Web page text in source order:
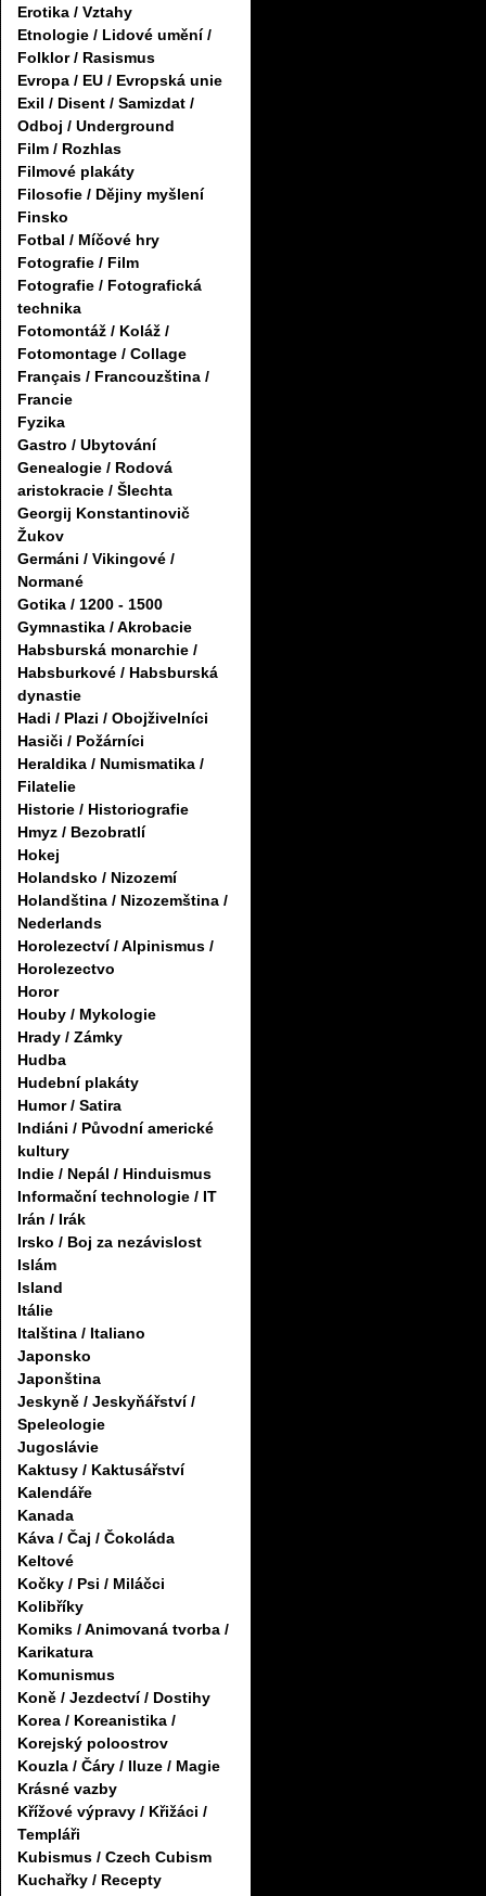
Erotika / Vztahy
Etnologie / Lidové umění /
Folklor / Rasismus
Evropa / EU / Evropská unie
Exil / Disent / Samizdat /
Odboj / Underground
Film / Rozhlas
Filmové plakáty
Filosofie / Dějiny myšlení
Finsko
Fotbal / Míčové hry
Fotografie / Film
Fotografie / Fotografická
technika
Fotomontáž / Koláž /
Fotomontage / Collage
Français / Francouzština /
Francie
Fyzika
Gastro / Ubytování
Genealogie / Rodová
aristokracie / Šlechta
Georgij Konstantinovič
Žukov
Germáni / Vikingové /
Normané
Gotika / 1200 - 1500
Gymnastika / Akrobacie
Habsburská monarchie /
Habsburkové / Habsburská
dynastie
Hadi / Plazi / Obojživelníci
Hasiči / Požárníci
Heraldika / Numismatika /
Filatelie
Historie / Historiografie
Hmyz / Bezobratlí
Hokej
Holandsko / Nizozemí
Holandština / Nizozemština /
Nederlands
Horolezectví / Alpinismus /
Horolezectvo
Horor
Houby / Mykologie
Hrady / Zámky
Hudba
Hudební plakáty
Humor / Satira
Indiáni / Původní americké
kultury
Indie / Nepál / Hinduismus
Informační technologie / IT
Irán / Irák
Irsko / Boj za nezávislost
Islám
Island
Itálie
Italština / Italiano
Japonsko
Japonština
Jeskyně / Jeskyňářství /
Speleologie
Jugoslávie
Kaktusy / Kaktusářství
Kalendáře
Kanada
Káva / Čaj / Čokoláda
Keltové
Kočky / Psi / Miláčci
Kolibříky
Komiks / Animovaná tvorba /
Karikatura
Komunismus
Koně / Jezdectví / Dostihy
Korea / Koreanistika /
Korejský poloostrov
Kouzla / Čáry / Iluze / Magie
Krásné vazby
Křížové výpravy / Křižáci /
Templáři
Kubismus / Czech Cubism
Kuchařky / Recepty